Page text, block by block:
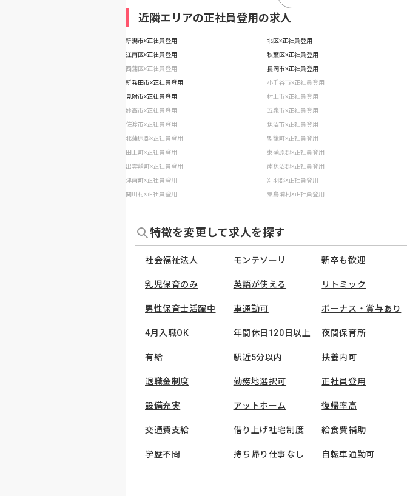
近隣エリアの正社員登用の求人
新潟市×正社員登用 北区×正社員登用
江南区×正社員登用 秋葉区×正社員登用
西蒲区×正社員登用 長岡市×正社員登用
新発田市×正社員登用 小千谷市×正社員登用
見附市×正社員登用 村上市×正社員登用
妙高市×正社員登用 五泉市×正社員登用
佐渡市×正社員登用 魚沼市×正社員登用
北蒲原郡×正社員登用 聖籠町×正社員登用
田上町×正社員登用 東蒲原郡×正社員登用
出雲崎町×正社員登用 南魚沼郡×正社員登用
津南町×正社員登用 刈羽郡×正社員登用
関川村×正社員登用 粟島浦村×正社員登用
特徴を変更して求人を探す
社会福祉法人 モンテソーリ 新卒も歓迎
乳児保育のみ 英語が使える リトミック
男性保育士活躍中
車通勤可 ボーナス・賞与あり
4月入職OK 年間休日120日以上 夜間保育所
有給 駅近5分以内 扶養内可
退職金制度 勤務地選択可 正社員登用
設備充実 アットホーム 復帰率高
交通費支給 借り上げ社宅制度 給食費補助
学歴不問 持ち帰り仕事なし 自転車通勤可